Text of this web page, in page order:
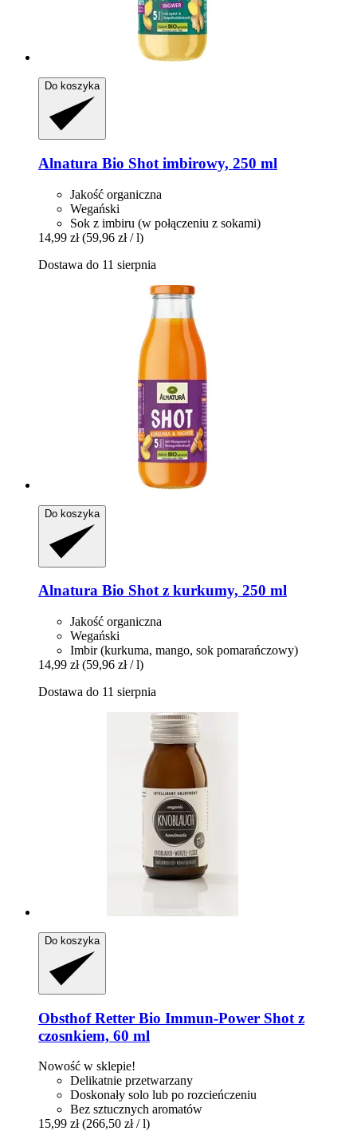
Do koszyka
Alnatura Bio Shot imbirowy, 250 ml
Jakość organiczna
Wegański
Sok z imbiru (w połączeniu z sokami)
14,99 zł (59,96 zł / l)
Dostawa do 11 sierpnia
Do koszyka
Alnatura Bio Shot z kurkumy, 250 ml
Jakość organiczna
Wegański
Imbir (kurkuma, mango, sok pomarańczowy)
14,99 zł (59,96 zł / l)
Dostawa do 11 sierpnia
Do koszyka
Obsthof Retter Bio Immun-​Power Shot z
czosnkiem, 60 ml
Nowość w sklepie!
Delikatnie przetwarzany
Doskonały solo lub po rozcieńczeniu
Bez sztucznych aromatów
15,99 zł (266,50 zł / l)